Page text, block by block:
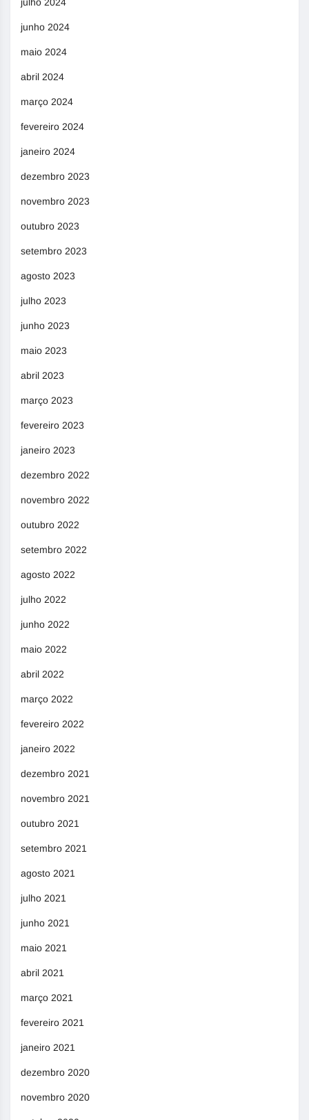
julho 2024
junho 2024
maio 2024
abril 2024
março 2024
fevereiro 2024
janeiro 2024
dezembro 2023
novembro 2023
outubro 2023
setembro 2023
agosto 2023
julho 2023
junho 2023
maio 2023
abril 2023
março 2023
fevereiro 2023
janeiro 2023
dezembro 2022
novembro 2022
outubro 2022
setembro 2022
agosto 2022
julho 2022
junho 2022
maio 2022
abril 2022
março 2022
fevereiro 2022
janeiro 2022
dezembro 2021
novembro 2021
outubro 2021
setembro 2021
agosto 2021
julho 2021
junho 2021
maio 2021
abril 2021
março 2021
fevereiro 2021
janeiro 2021
dezembro 2020
novembro 2020